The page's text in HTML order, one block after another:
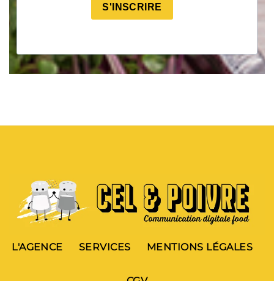
S'INSCRIRE
L'AGENCE SERVICES MENTIONS LÉGALES